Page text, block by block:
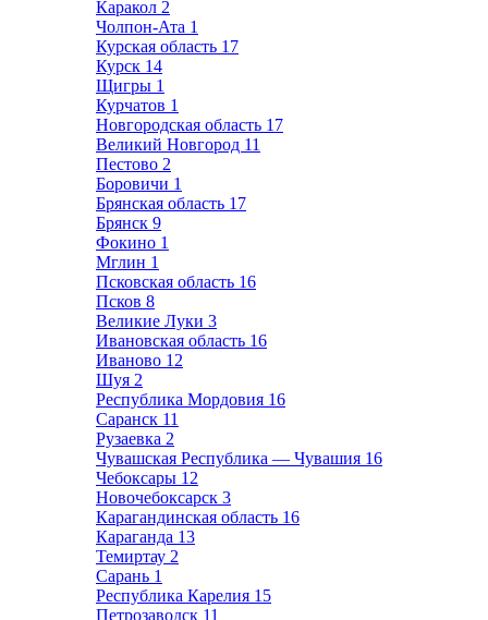
Каракол 2
Чолпон-Ата 1
Курская область 17
Курск 14
Щигры 1
Курчатов 1
Новгородская область 17
Великий Новгород 11
Пестово 2
Боровичи 1
Брянская область 17
Брянск 9
Фокино 1
Мглин 1
Псковская область 16
Псков 8
Великие Луки 3
Ивановская область 16
Иваново 12
Шуя 2
Республика Мордовия 16
Саранск 11
Рузаевка 2
Чувашская Республика — Чувашия 16
Чебоксары 12
Новочебоксарск 3
Карагандинская область 16
Караганда 13
Темиртау 2
Сарань 1
Республика Карелия 15
Петрозаводск 11